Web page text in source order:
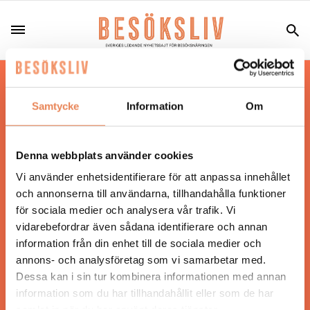
Samtycke Information Om
Denna webbplats använder cookies
Vi använder enhetsidentifierare för att anpassa innehållet
och annonserna till användarna, tillhandahålla funktioner
för sociala medier och analysera vår trafik. Vi
vidarebefordrar även sådana identifierare och annan
information från din enhet till de sociala medier och
annons- och analysföretag som vi samarbetar med.
Dessa kan i sin tur kombinera informationen med annan
information som du har tillhandahållit eller som de har
Hos oss läser du landets mest uppdaterade
nyheter och snackisar inom besöksnäringen.
Besöksliv i sin tryckta form är ett affärsmagasin
Tidningen ges ut avVisita
ANSVARIG UTGIVARE
Jonas Siljhammar
UPPHOVSRÄTT